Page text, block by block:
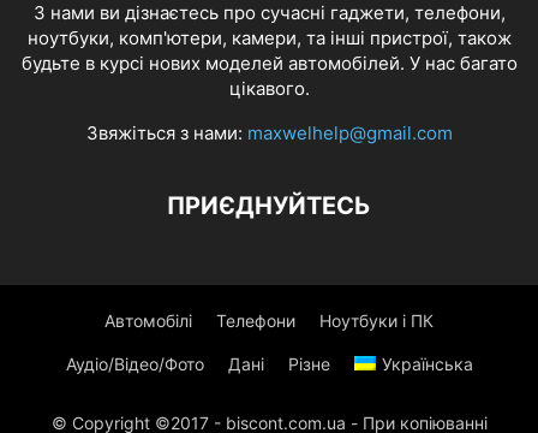
З нами ви дізнаєтесь про сучасні гаджети, телефони,
ноутбуки, комп'ютери, камери, та інші пристрої, також
будьте в курсі нових моделей автомобілей. У нас багато
цікавого.
Звяжіться з нами: maxwelhelp@gmail.com
ПРИЄДНУЙТЕСЬ
Автомобілі Телефони Ноутбуки і ПК
Аудіо/Відео/Фото Дані Різне Українська
© Copyright ©2017 - biscont.com.ua - При копіюванні